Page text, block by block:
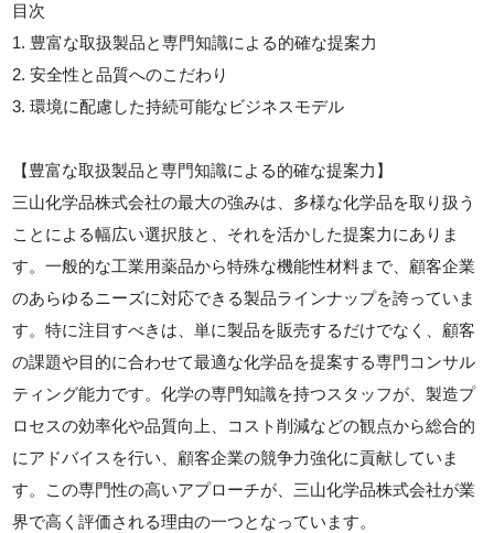
目次
1. 豊富な取扱製品と専門知識による的確な提案力
2. 安全性と品質へのこだわり
3. 環境に配慮した持続可能なビジネスモデル
【豊富な取扱製品と専門知識による的確な提案力】
三山化学品株式会社の最大の強みは、多様な化学品を取り扱う
ことによる幅広い選択肢と、それを活かした提案力にありま
す。一般的な工業用薬品から特殊な機能性材料まで、顧客企業
のあらゆるニーズに対応できる製品ラインナップを誇っていま
す。特に注目すべきは、単に製品を販売するだけでなく、顧客
の課題や目的に合わせて最適な化学品を提案する専門コンサル
ティング能力です。化学の専門知識を持つスタッフが、製造プ
ロセスの効率化や品質向上、コスト削減などの観点から総合的
にアドバイスを行い、顧客企業の競争力強化に貢献していま
す。この専門性の高いアプローチが、三山化学品株式会社が業
界で高く評価される理由の一つとなっています。